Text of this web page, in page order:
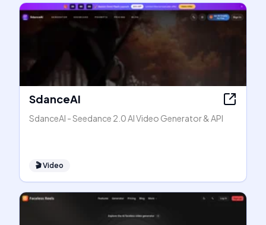
SdanceAI
SdanceAI - Seedance 2.0 AI Video Generator & API
🎬Video